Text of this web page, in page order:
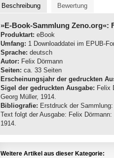
Beschreibung Bewertung
»E-Book-Sammlung Zeno.org«:
Produktart: eBook
Umfang: 1 Downloaddatei im EPUB-
Sprache: deutsch
Autor: Felix Dörmann
Seiten: ca. 33 Seiten
Erscheinungsjahr der gedruckten
Sigel der gedruckten Ausgabe: Felix
Georg Müller, 1914.
Bibliografie: Erstdruck der
Text folgt der Ausgabe: Felix
1914.
Weitere Artikel aus dieser Kategorie: